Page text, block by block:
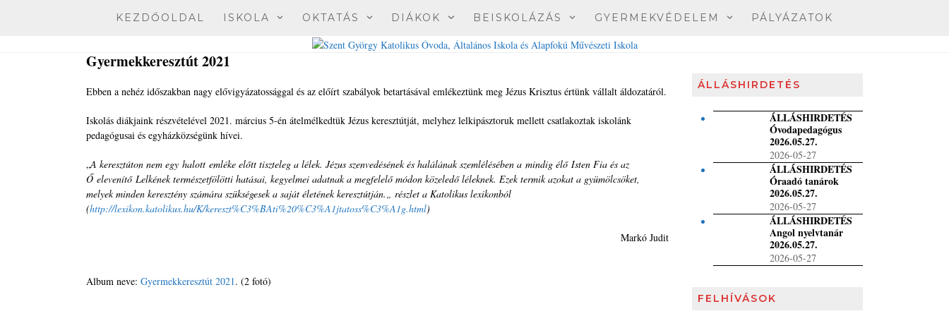
KEZDŐOLDAL ISKOLA OKTATÁS DIÁKOK BEISKOLÁZÁS GYERMEKVÉDELEM PÁLYÁZATOK
Gyermekkeresztút 2021
Ebben a nehéz időszakban nagy elővigyázatossággal és az előírt szabályok betartásával emlékeztünk meg Jézus Krisztus értünk vállalt áldozatáról.
Iskolás diákjaink részvételével 2021. március 5-én átelmélkedtük Jézus keresztútját, melyhez lelkipásztoruk mellett csatlakoztak iskolánk
pedagógusai és egyházközségünk hívei.
„A keresztúton nem egy halott emléke előtt tiszteleg a lélek. Jézus szenvedésének és halálának szemlélésében a mindig élő Isten Fia és az
Ő elevenítő Lelkének természetfölötti hatásai, kegyelmei adatnak a megfelelő módon közeledő léleknek. Ezek termik azokat a gyümölcsöket,
melyek minden keresztény számára szükségesek a saját életének keresztútján.„ részlet a Katolikus lexikonból
(http://lexikon.katolikus.hu/K/kereszt%C3%BAti%20%C3%A1jtatoss%C3%A1g.html)
Markó Judit
Album neve: Gyermekkeresztút 2021. (2 fotó)
ÁLLÁSHIRDETÉS
ÁLLÁSHIRDETÉS
Óvodapedagógus
2026.05.27.
2026-05-27
ÁLLÁSHIRDETÉS
Óraadó tanárok
2026.05.27.
2026-05-27
ÁLLÁSHIRDETÉS
Angol nyelvtanár
2026.05.27.
2026-05-27
FELHÍVÁSOK